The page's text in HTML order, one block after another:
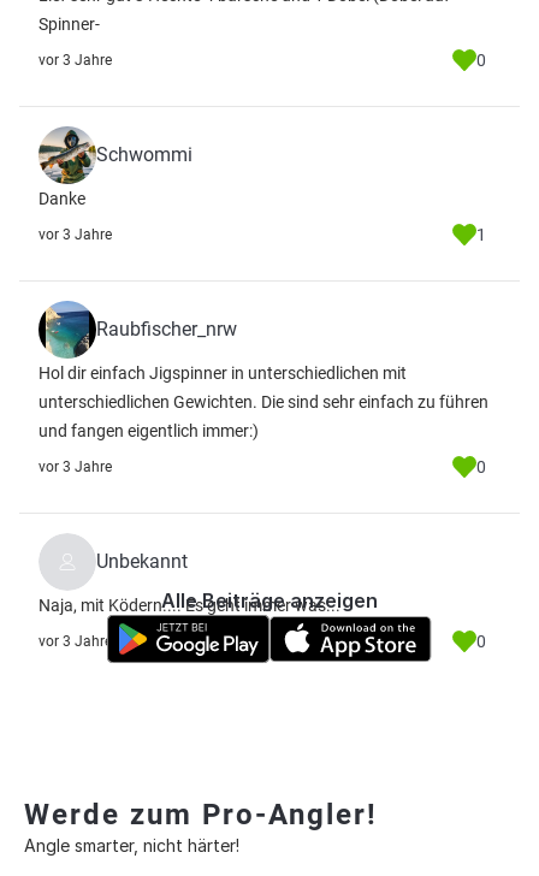
Spinner-
vor 3 Jahre 0
Schwommi
Danke
vor 3 Jahre 1
Raubfischer_nrw
Hol dir einfach Jigspinner in unterschiedlichen mit
unterschiedlichen Gewichten. Die sind sehr einfach zu führen
und fangen eigentlich immer:)
vor 3 Jahre 0
Unbekannt
Naja, mit Ködern.... Es geht immer was...
vor 3 Jahre 0
Alle Beiträge anzeigen
Werde zum Pro-Angler!
Angle smarter, nicht härter!